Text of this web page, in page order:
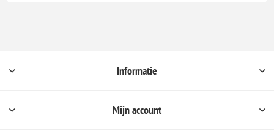
Informatie
Mijn account